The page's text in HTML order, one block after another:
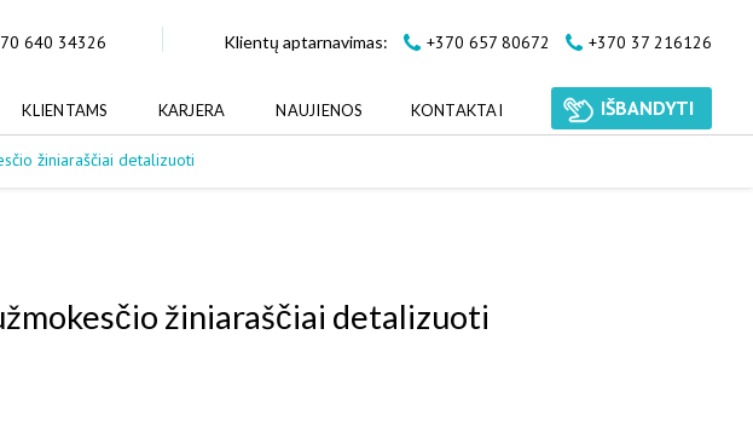
640 34326 Klientų aptarnavimas: +370 657 80672 +370 37 216126
KLIENTAMS KARJERA NAUJIENOS KONTAKTAI IŠBANDYTI
žiniaraščiai detalizuoti
žiniaraščiai detalizuoti